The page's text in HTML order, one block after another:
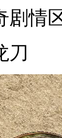
剧情
刀